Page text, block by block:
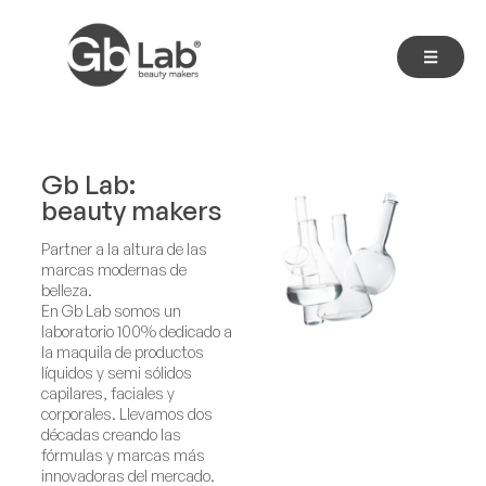
Gb Lab:
beauty makers
Partner a la altura de las
marcas modernas de
belleza.
En Gb Lab somos un
laboratorio 100% dedicado a
la maquila de productos
líquidos y semi sólidos
capilares, faciales y
corporales. Llevamos dos
décadas creando las
fórmulas y marcas más
innovadoras del mercado.